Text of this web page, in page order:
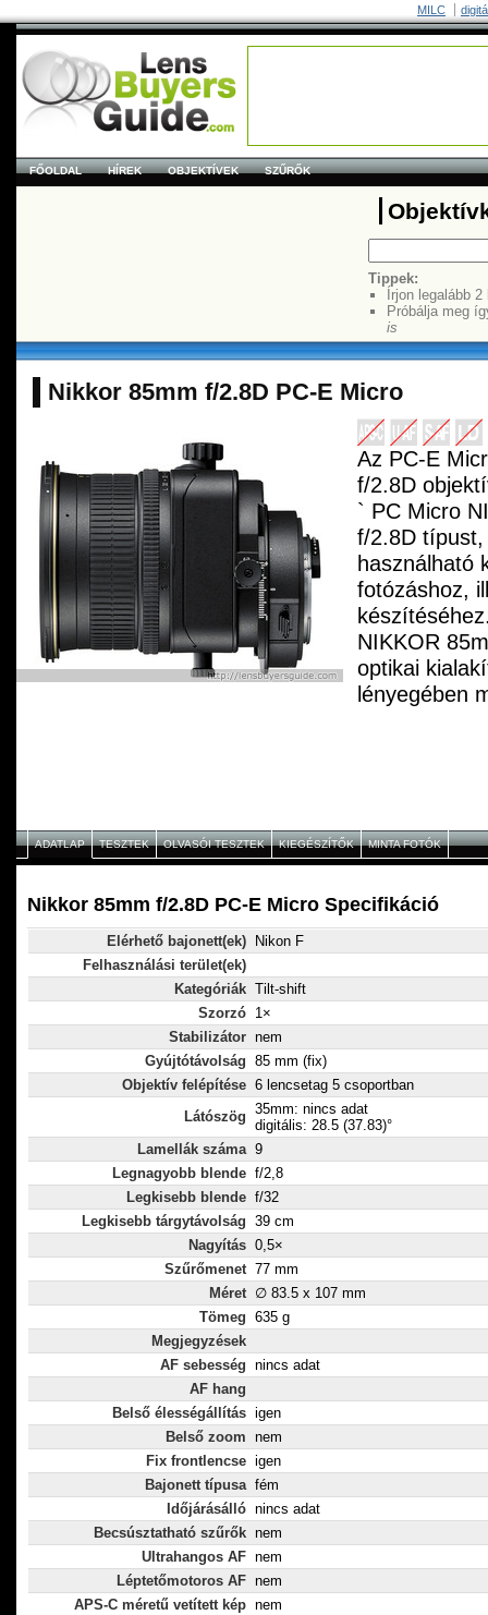
MILC
FŐOLDAL HÍREK OBJEKTÍVEK SZŰRŐK
Tippek:
Írjon legalább
Próbálja meg
is
Nikkor 85mm f/2.8D PC-E Micro
Az PC-E
f/2.8D
` PC Micro
f/2.8D típust,
használható
fotózáshoz,
NIKKOR
optikai
lényegében
a
`déseket, így
ADATLAP TESZTEK OLVASÓI TESZTEK KIEGÉSZÍTŐK MINTA FOTÓK
Nikkor 85mm f/2.8D PC-E Micro Specifikáció
Elérhető bajonett(ek)
Nikon F
Felhasználási terület(ek)
Kategóriák Tilt-shift
Szorzó 1×
Stabilizátor nem
Gyújtótávolság 85 mm (fix)
Objektív felépítése 6 lencsetag 5 csoportban
Látószög 35mm: nincs adat
digitális: 28.5 (37.83)°
Lamellák száma 9
Legnagyobb blende f/2,8
Legkisebb blende f/32
Legkisebb tárgytávolság 39 cm
Nagyítás 0,5×
Szűrőmenet 77 mm
Méret ∅ 83.5 x 107 mm
Tömeg 635 g
Megjegyzések
AF sebesség nincs adat
AF hang
Belső élességállítás igen
Belső zoom nem
Fix frontlencse igen
Bajonett típusa fém
Időjárásálló nincs adat
Becsúsztatható szűrők nem
Ultrahangos AF nem
Léptetőmotoros AF nem
APS-C méretű vetített kép nem